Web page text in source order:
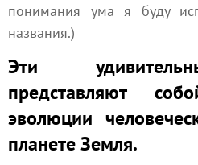
понимания ума я буду
названия.)
Эти
представляют
эволюции
планете Земля.